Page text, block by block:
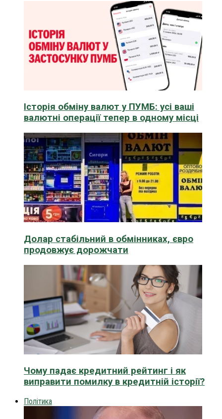
Історія обміну валют у ПУМБ: усі ваші
валютні операції тепер в одному місці
Долар стабільний в обмінниках, євро
продовжує дорожчати
Чому падає кредитний рейтинг і як
виправити помилку в кредитній історії?
Політика